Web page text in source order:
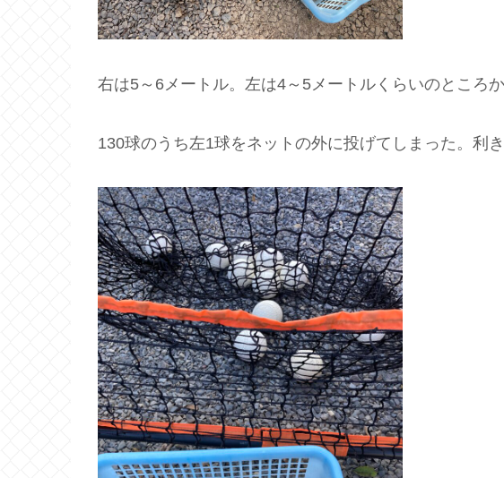
右は5～6メートル。左は4～5メートルくらいのところか
130球のうち左1球をネットの外に投げてしまった。利